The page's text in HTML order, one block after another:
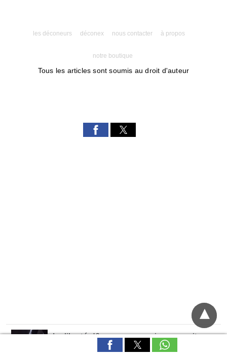
La liberté d&rsquo;expression pourrait
servir à autre chose que dire du mal des